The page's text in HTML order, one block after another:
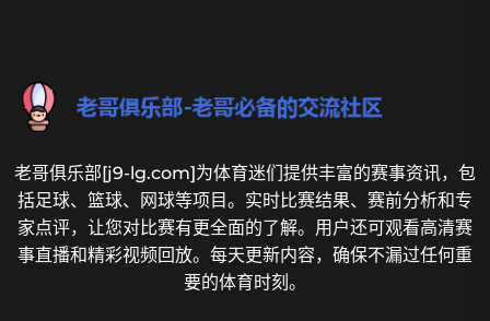
老哥俱乐部[j9-lg.com]为体育迷们提供丰富的赛事资讯，包
括足球、篮球、网球等项目。实时比赛结果、赛前分析和专
家点评，让您对比赛有更全面的了解。用户还可观看高清赛
事直播和精彩视频回放。每天更新内容，确保不漏过任何重
要的体育时刻。